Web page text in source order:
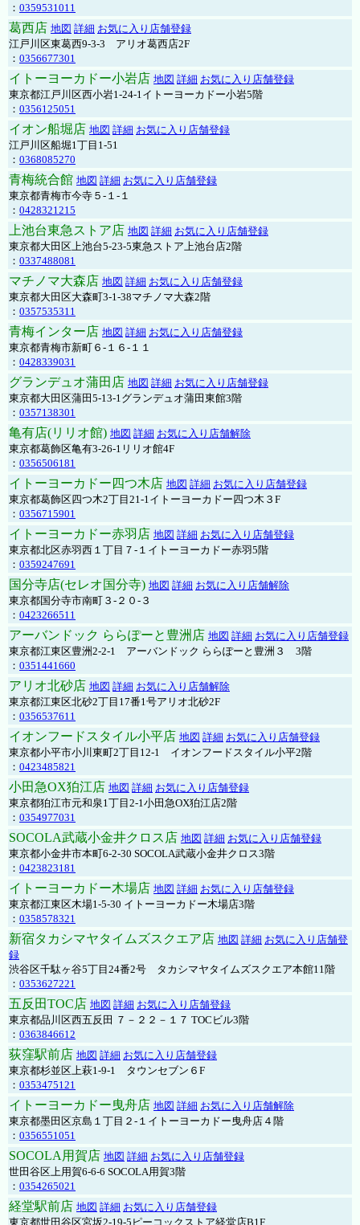
： 0359531011
葛西店 地図 詳細 お気に入り店舗登録
江戸川区東葛西9-3-3 アリオ葛西店2F
： 0356677301
イトーヨーカドー小岩店 地図 詳細 お気に入り店舗登録
東京都江戸川区西小岩1-24-1イトーヨーカドー小岩5階
： 0356125051
イオン船堀店 地図 詳細 お気に入り店舗登録
江戸川区船堀1丁目1-51
： 0368085270
青梅統合館 地図 詳細 お気に入り店舗登録
東京都青梅市今寺５-１-１
： 0428321215
上池台東急ストア店 地図 詳細 お気に入り店舗登録
東京都大田区上池台5-23-5東急ストア上池台店2階
： 0337488081
マチノマ大森店 地図 詳細 お気に入り店舗登録
東京都大田区大森町3-1-38マチノマ大森2階
： 0357535311
青梅インター店 地図 詳細 お気に入り店舗登録
東京都青梅市新町６-１６-１１
： 0428339031
グランデュオ蒲田店 地図 詳細 お気に入り店舗登録
東京都大田区蒲田5-13-1グランデュオ蒲田東館3階
： 0357138301
亀有店(リリオ館) 地図 詳細 お気に入り店舗解除
東京都葛飾区亀有3-26-1リリオ館4F
： 0356506181
イトーヨーカドー四つ木店 地図 詳細 お気に入り店舗登録
東京都葛飾区四つ木2丁目21-1イトーヨーカドー四つ木３F
： 0356715901
イトーヨーカドー赤羽店 地図 詳細 お気に入り店舗登録
東京都北区赤羽西１丁目７-１イトーヨーカドー赤羽5階
： 0359247691
国分寺店(セレオ国分寺) 地図 詳細 お気に入り店舗解除
東京都国分寺市南町３-２０-３
： 0423266511
アーバンドック ららぽーと豊洲店 地図 詳細 お気に入り店舗登録
東京都江東区豊洲2-2-1 アーバンドック ららぽーと豊洲３ 3階
： 0351441660
アリオ北砂店 地図 詳細 お気に入り店舗解除
東京都江東区北砂2丁目17番1号アリオ北砂2F
： 0356537611
イオンフードスタイル小平店 地図 詳細 お気に入り店舗登録
東京都小平市小川東町2丁目12-1 イオンフードスタイル小平2階
： 0423485821
小田急OX狛江店 地図 詳細 お気に入り店舗登録
東京都狛江市元和泉1丁目2-1小田急OX狛江店2階
： 0354977031
SOCOLA武蔵小金井クロス店 地図 詳細 お気に入り店舗登録
東京都小金井市本町6-2-30 SOCOLA武蔵小金井クロス3階
： 0423823181
イトーヨーカドー木場店 地図 詳細 お気に入り店舗登録
東京都江東区木場1-5-30 イトーヨーカドー木場店3階
： 0358578321
新宿タカシマヤタイムズスクエア店 地図 詳細 お気に入り店舗登
録
渋谷区千駄ヶ谷5丁目24番2号 タカシマヤタイムズスクエア本館11階
： 0353627221
五反田TOC店 地図 詳細 お気に入り店舗登録
東京都品川区西五反田 ７－２２－１７ TOCビル3階
： 0363846612
荻窪駅前店 地図 詳細 お気に入り店舗登録
東京都杉並区上萩1-9-1 タウンセブン６F
： 0353475121
イトーヨーカドー曳舟店 地図 詳細 お気に入り店舗解除
東京都墨田区京島１丁目２-１イトーヨーカドー曳舟店４階
： 0356551051
SOCOLA用賀店 地図 詳細 お気に入り店舗登録
世田谷区上用賀6-6-6 SOCOLA用賀3階
： 0354265021
経堂駅前店 地図 詳細 お気に入り店舗登録
東京都世田谷区宮坂2-19-5ピーコックストア経堂店B1F